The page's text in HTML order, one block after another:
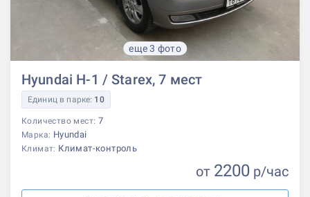
еще 3 фото
Hyundai H-1 / Starex, 7 мест
Единиц в парке: 10
Количество мест: 7
Марка: Hyundai
Климат: Климат-контроль
от 2200 р/час